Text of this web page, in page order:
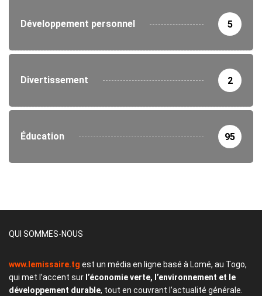
Développement personnel 5
Divertissement 2
Éducation 95
QUI SOMMES-NOUS
www.lemissaire.tg est un média en ligne basé à Lomé, au Togo,
qui met l’accent sur l’économie verte, l’environnement et le
développement durable, tout en couvrant l’actualité générale.